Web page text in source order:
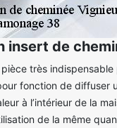
insert de
pièce très
fonction de diffuser
à l’intérieur de la
de la même